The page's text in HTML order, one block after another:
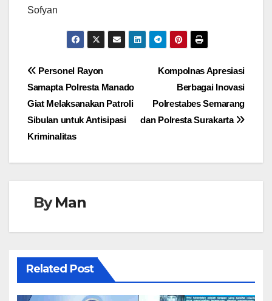
Sofyan
Navigasi
pos
Kompolnas Apresiasi
Berbagai Inovasi
Polrestabes Semarang
dan Polresta Surakarta
Personel Rayon
Samapta Polresta Manado
Giat Melaksanakan Patroli
Sibulan untuk Antisipasi
Kriminalitas
ByMan
Related Post